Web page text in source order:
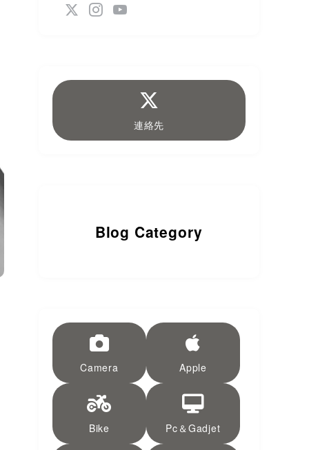
連絡先
Blog Category
Camera Apple
Bike Pc＆Gadjet